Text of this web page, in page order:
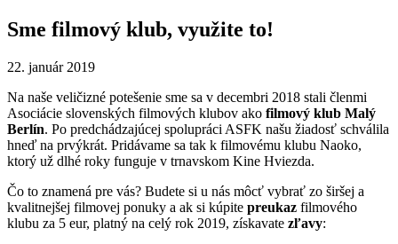
Sme filmový klub, využite to!
22. január 2019
Na naše veličizné potešenie sme sa v decembri 2018 stali členmi
Asociácie slovenských filmových klubov ako filmový klub Malý
Berlín. Po predchádzajúcej spolupráci ASFK našu žiadosť schválila
hneď na prvýkrát. Pridávame sa tak k filmovému klubu Naoko,
ktorý už dlhé roky funguje v trnavskom Kine Hviezda.
Čo to znamená pre vás? Budete si u nás môcť vybrať zo širšej a
kvalitnejšej filmovej ponuky a ak si kúpite preukaz filmového
klubu za 5 eur, platný na celý rok 2019, získavate zľavy: